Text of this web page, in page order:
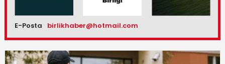
E-Posta birlikhaber@hotmail.com